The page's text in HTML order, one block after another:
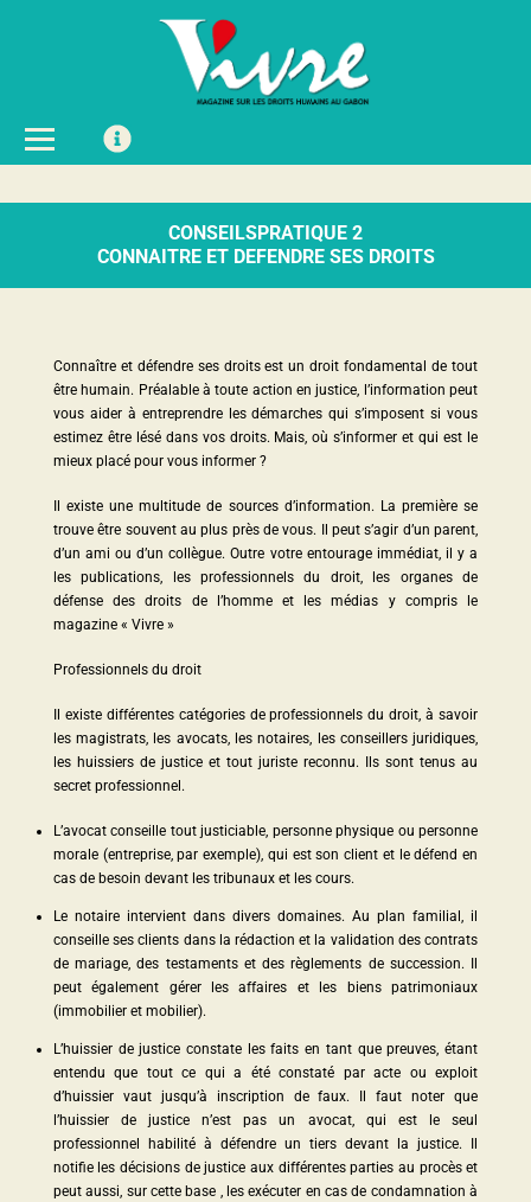
CONSEILSPRATIQUE 2
CONNAITRE ET DEFENDRE SES DROITS
Connaître et défendre ses droits est un droit fondamental de tout
être humain. Préalable à toute action en justice, l’information peut
vous aider à entreprendre les démarches qui s’imposent si vous
estimez être lésé dans vos droits. Mais, où s’informer et qui est le
mieux placé pour vous informer ?
Il existe une multitude de sources d’information. La première se
trouve être souvent au plus près de vous. Il peut s’agir d’un parent,
d’un ami ou d’un collègue. Outre votre entourage immédiat, il y a
les publications, les professionnels du droit, les organes de
défense des droits de l’homme et les médias y compris le
magazine « Vivre »
Professionnels du droit
Il existe différentes catégories de professionnels du droit, à savoir
les magistrats, les avocats, les notaires, les conseillers juridiques,
les huissiers de justice et tout juriste reconnu. Ils sont tenus au
secret professionnel.
L’avocat conseille tout justiciable, personne physique ou personne
morale (entreprise, par exemple), qui est son client et le défend en
cas de besoin devant les tribunaux et les cours.
Le notaire intervient dans divers domaines. Au plan familial, il
conseille ses clients dans la rédaction et la validation des contrats
de mariage, des testaments et des règlements de succession. Il
peut également gérer les affaires et les biens patrimoniaux
(immobilier et mobilier).
L’huissier de justice constate les faits en tant que preuves, étant
entendu que tout ce qui a été constaté par acte ou exploit
d’huissier vaut jusqu’à inscription de faux. Il faut noter que
l’huissier de justice n’est pas un avocat, qui est le seul
professionnel habilité à défendre un tiers devant la justice. Il
notifie les décisions de justice aux différentes parties au procès et
peut aussi, sur cette base , les exécuter en cas de condamnation à